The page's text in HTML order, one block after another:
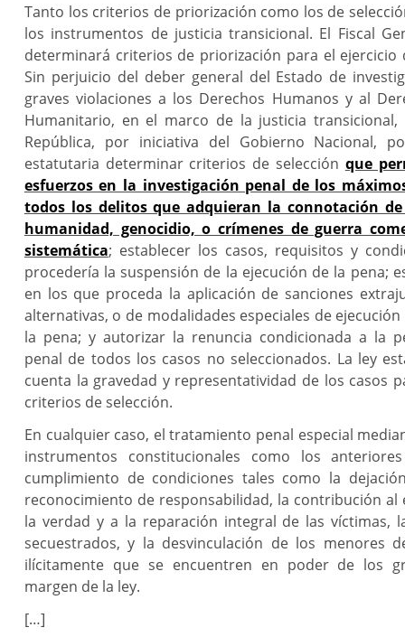
Tanto los criterios de priorización como los de
los instrumentos de justicia transicional. El Fiscal
determinará criterios de priorización para el ejercicio
Sin perjuicio del deber general del Estado de
graves violaciones a los Derechos Humanos y al
Humanitario, en el marco de la justicia transicional,
República, por iniciativa del Gobierno Nacional,
estatutaria determinar criterios de selección que
esfuerzos en la investigación penal de los
todos los delitos que adquieran la connotación
humanidad, genocidio, o crímenes de guerra
sistemática; establecer los casos, requisitos y
procedería la suspensión de la ejecución de la pena;
en los que proceda la aplicación de sanciones
alternativas, o de modalidades especiales de
la pena; y autorizar la renuncia condicionada a la
penal de todos los casos no seleccionados. La ley
cuenta la gravedad y representatividad de los casos
criterios de selección.
En cualquier caso, el tratamiento penal especial
instrumentos constitucionales como los
cumplimiento de condiciones tales como la
reconocimiento de responsabilidad, la contribución al
la verdad y a la reparación integral de las víctimas,
secuestrados, y la desvinculación de los menores
ilícitamente que se encuentren en poder de los
margen de la ley.
[…]